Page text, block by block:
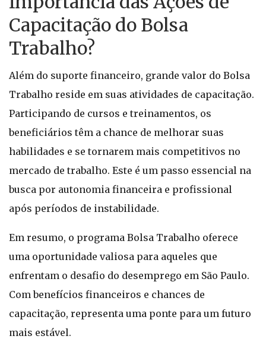
Capacitação do Bolsa
Trabalho?
Além do suporte financeiro, grande valor do Bolsa
Trabalho reside em suas atividades de capacitação.
Participando de cursos e treinamentos, os
beneficiários têm a chance de melhorar suas
habilidades e se tornarem mais competitivos no
mercado de trabalho. Este é um passo essencial na
busca por autonomia financeira e profissional
após períodos de instabilidade.
Em resumo, o programa Bolsa Trabalho oferece
uma oportunidade valiosa para aqueles que
enfrentam o desafio do desemprego em São Paulo.
Com benefícios financeiros e chances de
capacitação, representa uma ponte para um futuro
mais estável.